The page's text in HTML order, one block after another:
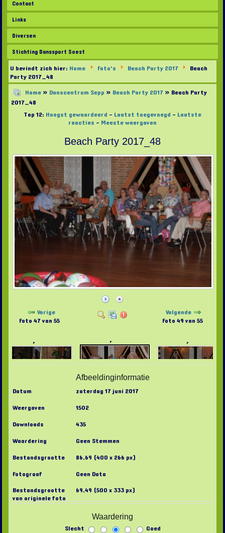
Contact
Links
Diversen
Stichting Danssport Soest
U bevindt zich hier: Home Foto's Beach Party 2017 Beach
Party 2017_48
Home» Danscentrum Sepp » Beach Party 2017» Beach Party
2017_48
Top 12: Hoogst gewaardeerd - Laatst toegevoegd - Laatste
reacties - Meeste weergaven
Beach Party 2017_48
Vorige
Foto 47 van 55
Volgende
Foto 49 van 55
Afbeeldinginformatie
Datum
zaterdag 17 juni 2017
Weergaven
1502
Downloads
435
Waardering
Geen Stemmen
Bestandsgrootte
86,69 (400 x 266 px)
Fotograaf
Geen Data
Bestandsgrootte
van originele foto
69,49 (500 x 333 px)
Waardering
Slecht Goed